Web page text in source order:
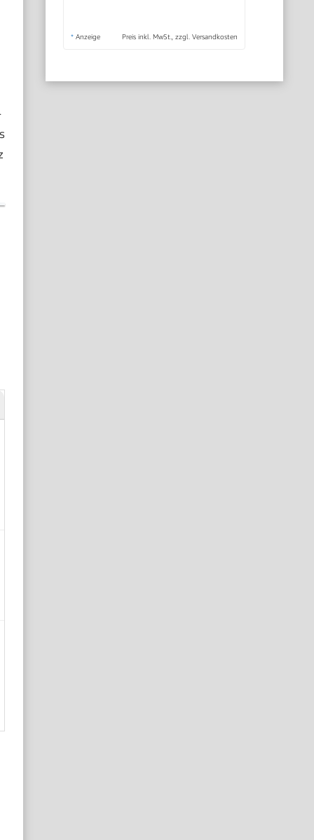
* Anzeige Preis inkl. MwSt., zzgl. Versandkosten